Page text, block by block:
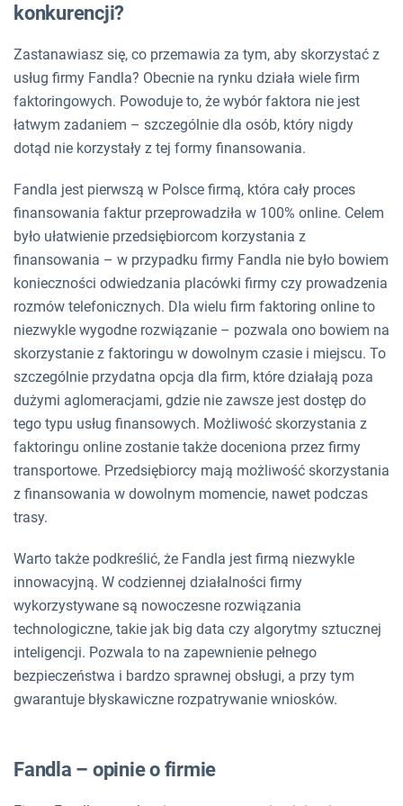
konkurencji?
Zastanawiasz się, co przemawia za tym, aby skorzystać z
usług firmy Fandla? Obecnie na rynku działa wiele firm
faktoringowych. Powoduje to, że wybór faktora nie jest
łatwym zadaniem – szczególnie dla osób, który nigdy
dotąd nie korzystały z tej formy finansowania.
Fandla jest pierwszą w Polsce firmą, która cały proces
finansowania faktur przeprowadziła w 100% online. Celem
było ułatwienie przedsiębiorcom korzystania z
finansowania – w przypadku firmy Fandla nie było bowiem
konieczności odwiedzania placówki firmy czy prowadzenia
rozmów telefonicznych. Dla wielu firm faktoring online to
niezwykle wygodne rozwiązanie – pozwala ono bowiem na
skorzystanie z faktoringu w dowolnym czasie i miejscu. To
szczególnie przydatna opcja dla firm, które działają poza
dużymi aglomeracjami, gdzie nie zawsze jest dostęp do
tego typu usług finansowych. Możliwość skorzystania z
faktoringu online zostanie także doceniona przez firmy
transportowe. Przedsiębiorcy mają możliwość skorzystania
z finansowania w dowolnym momencie, nawet podczas
trasy.
Warto także podkreślić, że Fandla jest firmą niezwykle
innowacyjną. W codziennej działalności firmy
wykorzystywane są nowoczesne rozwiązania
technologiczne, takie jak big data czy algorytmy sztucznej
inteligencji. Pozwala to na zapewnienie pełnego
bezpieczeństwa i bardzo sprawnej obsługi, a przy tym
gwarantuje błyskawiczne rozpatrywanie wniosków.
Fandla – opinie o firmie